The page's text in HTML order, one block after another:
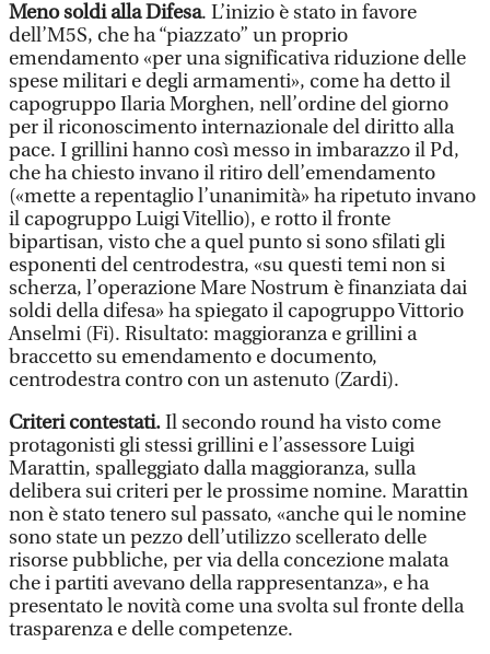
Meno soldi alla Difesa. L’inizio è stato in favore
dell’M5S, che ha “piazzato” un proprio
emendamento «per una significativa riduzione delle
spese militari e degli armamenti», come ha detto il
capogruppo Ilaria Morghen, nell’ordine del giorno
per il riconoscimento internazionale del diritto alla
pace. I grillini hanno così messo in imbarazzo il Pd,
che ha chiesto invano il ritiro dell’emendamento
(«mette a repentaglio l’unanimità» ha ripetuto invano
il capogruppo Luigi Vitellio), e rotto il fronte
bipartisan, visto che a quel punto si sono sfilati gli
esponenti del centrodestra, «su questi temi non si
scherza, l’operazione Mare Nostrum è finanziata dai
soldi della difesa» ha spiegato il capogruppo Vittorio
Anselmi (Fi). Risultato: maggioranza e grillini a
braccetto su emendamento e documento,
centrodestra contro con un astenuto (Zardi).
Criteri contestati.Il secondo round ha visto come
protagonisti gli stessi grillini e l’assessore Luigi
Marattin, spalleggiato dalla maggioranza, sulla
delibera sui criteri per le prossime nomine. Marattin
non è stato tenero sul passato, «anche qui le nomine
sono state un pezzo dell’utilizzo scellerato delle
risorse pubbliche, per via della concezione malata
che i partiti avevano della rappresentanza», e ha
presentato le novità come una svolta sul fronte della
trasparenza e delle competenze.